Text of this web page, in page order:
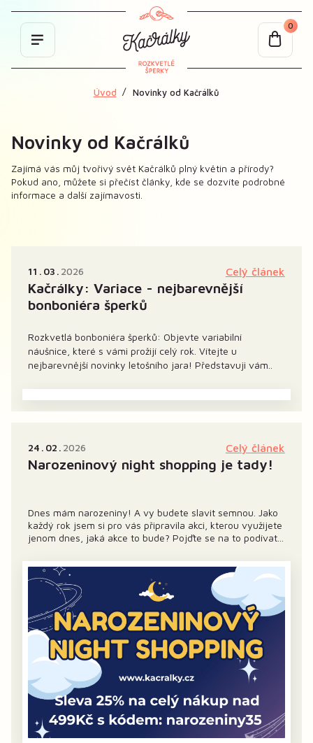
0
Úvod Novinky od Kačrálků
Novinky od Kačrálků
Zajímá vás můj tvořivý svět Kačrálků plný květin a přírody?
Pokud ano, můžete si přečíst články, kde se dozvíte podrobné
informace a další zajímavosti.
Kačrálky: Variace - nejbarevnější
bonboniéra šperků
11 03 2026
Rozkvetlá bonboniéra šperků: Objevte variabilní
náušnice, které s vámi prožijí celý rok. Vítejte u
nejbarevnější novinky letošního jara! Představuji vám..
Celý článek
Narozeninový night shopping je tady!
24 02 2026
Dnes mám narozeniny! A vy budete slavit semnou. Jako
každý rok jsem si pro vás připravila akci, kterou využijete
jenom dnes, jaká akce to bude? Pojďte se na to podívat...
Celý článek